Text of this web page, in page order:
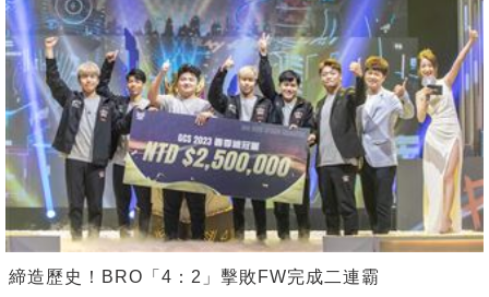
締造歷史！BRO「4：2」擊敗FW完成二連霸